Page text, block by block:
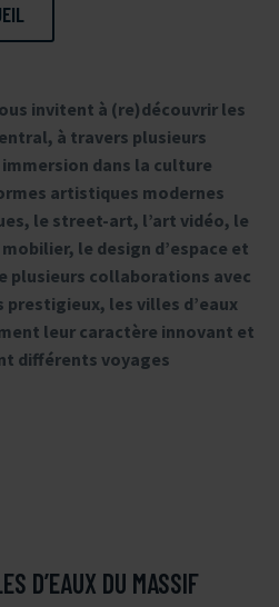
invitent à (re)découvrir les
à travers plusieurs
dans la culture
artistiques modernes
le street-art, l’art vidéo, le
le design d’espace et
plusieurs collaborations avec
les villes d’eaux
leur caractère innovant et
différents voyages
D’EAUX DU MASSIF